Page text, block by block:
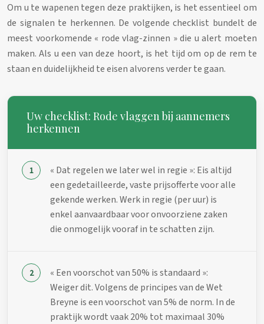
Om u te wapenen tegen deze praktijken, is het essentieel om
de signalen te herkennen. De volgende checklist bundelt de
meest voorkomende « rode vlag-zinnen » die u alert moeten
maken. Als u een van deze hoort, is het tijd om op de rem te
staan en duidelijkheid te eisen alvorens verder te gaan.
Uw checklist: Rode vlaggen bij aannemers
herkennen
« Dat regelen we later wel in regie »: Eis altijd
een gedetailleerde, vaste prijsofferte voor alle
gekende werken. Werk in regie (per uur) is
enkel aanvaardbaar voor onvoorziene zaken
die onmogelijk vooraf in te schatten zijn.
« Een voorschot van 50% is standaard »:
Weiger dit. Volgens de principes van de Wet
Breyne is een voorschot van 5% de norm. In de
praktijk wordt vaak 20% tot maximaal 30%